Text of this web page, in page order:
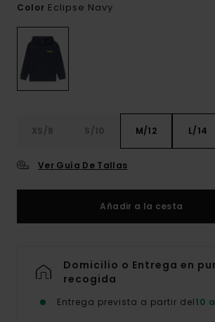
Color Eclipse Navy
XS/8 S/10 M/12 L/14
Ver Guía De Tallas
Añadir a la cesta
Domicilio o Entrega en
recogida
Entrega prevista a partir del10